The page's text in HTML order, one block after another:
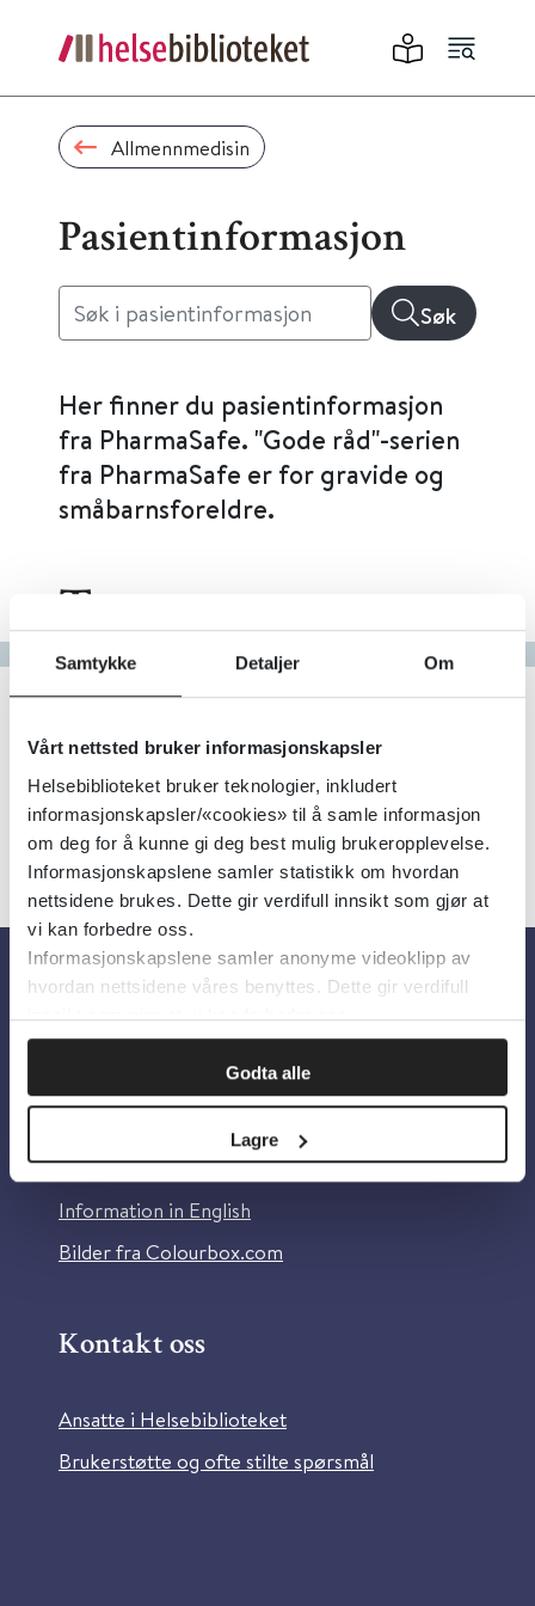
Samtykke Detaljer Om
Vårt nettsted bruker informasjonskapsler
Helsebiblioteket bruker teknologier, inkludert
informasjonskapsler/«cookies» til å samle informasjon
om deg for å kunne gi deg best mulig brukeropplevelse.
Informasjonskapslene samler statistikk om hvordan
nettsidene brukes. Dette gir verdifull innsikt som gjør at
vi kan forbedre oss.
Informasjonskapslene samler anonyme videoklipp av
hvordan nettsidene våres benyttes. Dette gir verdifull
innsikt som gjør at vi kan forbedre oss.
Godta alle
Lagre
Allmennmedisin
Pasientinformasjon
Søk
Her finner du pasientinformasjon
fra PharmaSafe. "Gode råd"-serien
fra PharmaSafe er for gravide og
småbarnsforeldre.
Tema
Gå til bokstav
Filter
0Treff Alfabetisk
Om oss
Om Helsebiblioteket
Personvern og informasjonskapsler
Tilgjengelighetserklæring
Information in English
Bilder fra Colourbox.com
Kontakt oss
Ansatte i Helsebiblioteket
Brukerstøtte og ofte stilte spørsmål